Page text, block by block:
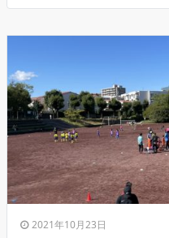
2021年10月23日